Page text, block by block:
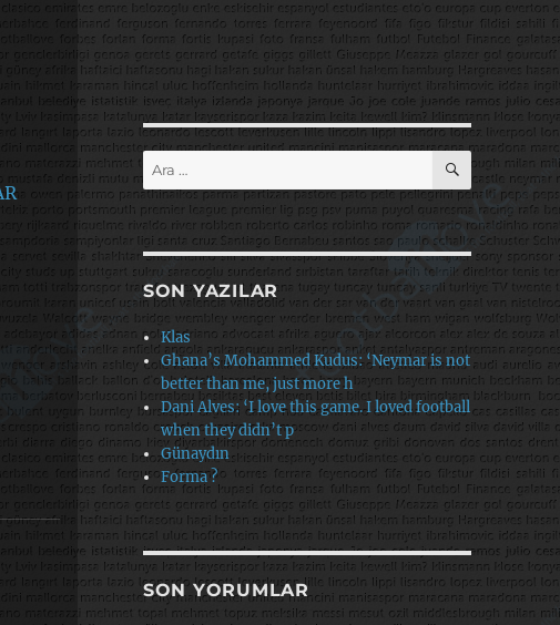
Ara: ARA
SON YAZILAR
Klas
Ghana’s Mohammed Kudus: ‘Neymar is not
better than me, just more h
Dani Alves: ‘I love this game. I loved football
when they didn’t p
Günaydın
Forma ?
SON YORUMLAR